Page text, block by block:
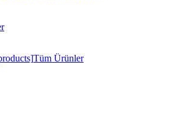
Tüm Ürünler